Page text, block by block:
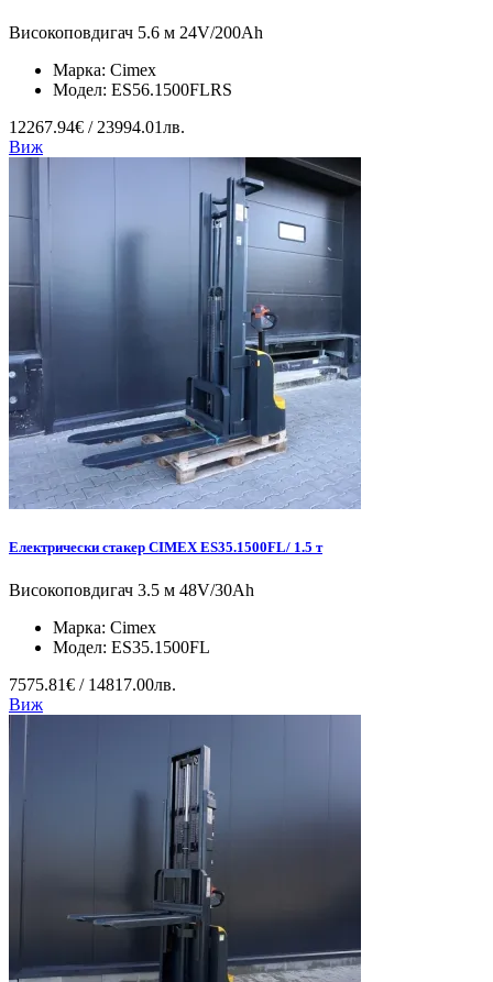
Високоповдигач 5.6 м 24V/200Ah
Марка: Cimex
Модел: ES56.1500FLRS
12267.94€ / 23994.01лв.
Виж
Електрически стакер CIMEX ES35.1500FL/ 1.5 т
Високоповдигач 3.5 м 48V/30Ah
Марка: Cimex
Модел: ES35.1500FL
7575.81€ / 14817.00лв.
Виж